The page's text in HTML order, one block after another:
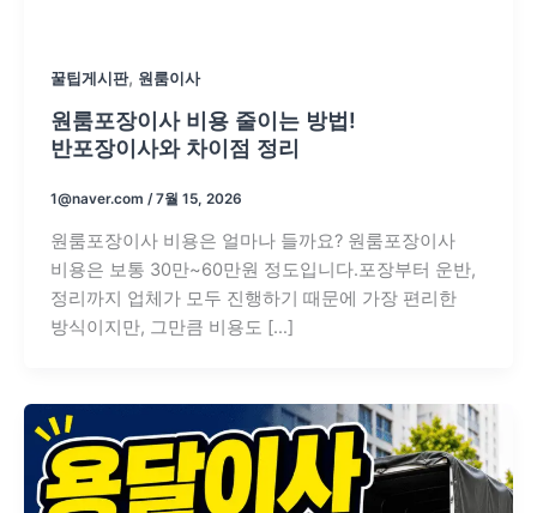
꿀팁게시판, 원룸이사
원룸포장이사 비용 줄이는 방법!
반포장이사와 차이점 정리
1@naver.com /7월 15, 2026
원룸포장이사 비용은 얼마나 들까요? 원룸포장이사
비용은 보통 30만~60만원 정도입니다.포장부터 운반,
정리까지 업체가 모두 진행하기 때문에 가장 편리한
방식이지만, 그만큼 비용도 […]